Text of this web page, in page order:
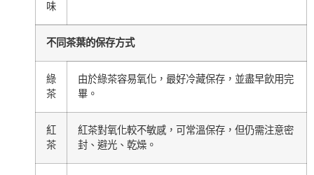
味
不同茶葉的保存方式
綠
茶
由於綠茶容易氧化，最好冷藏保存，並盡早飲用完
畢。
紅
茶
紅茶對氧化較不敏感，可常溫保存，但仍需注意密
封、避光、乾燥。